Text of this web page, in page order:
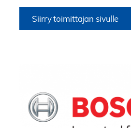
Siirry toimittajan sivulle